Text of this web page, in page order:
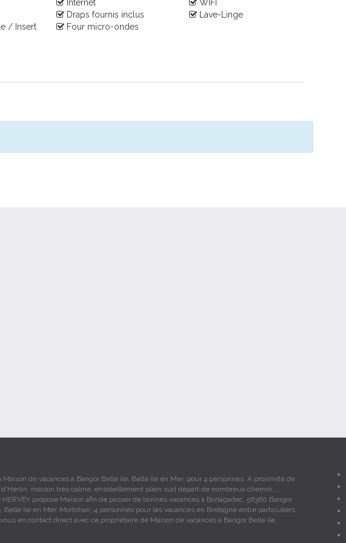
Internet
WIFI
Draps fournis inclus
Lave-Linge
/ Insert
Four micro-ondes
Maison de vacances à Bangor Belle île, Belle île en Mer, pour 4 personnes. A proximité de
d'Herlin, maison très calme, ensoleillement plein sud départ de nombreux chemin…....
propose Maison afin de passer de bonnes vacances à Borlagadec, 56360 Bangor
Belle île en Mer, Morbihan, 4 personnes pour les vacances en Bretagne entre particuliers.
en contact direct avec ce propriétaire de Maison de vacances à Bangor Belle île.